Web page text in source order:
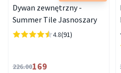
Dywan zewnętrzny -
Summer Tile Jasnoszary
4.8(91)
226.00169